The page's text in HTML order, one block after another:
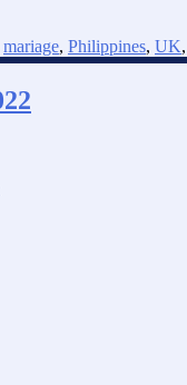
mariage, Philippines, UK,